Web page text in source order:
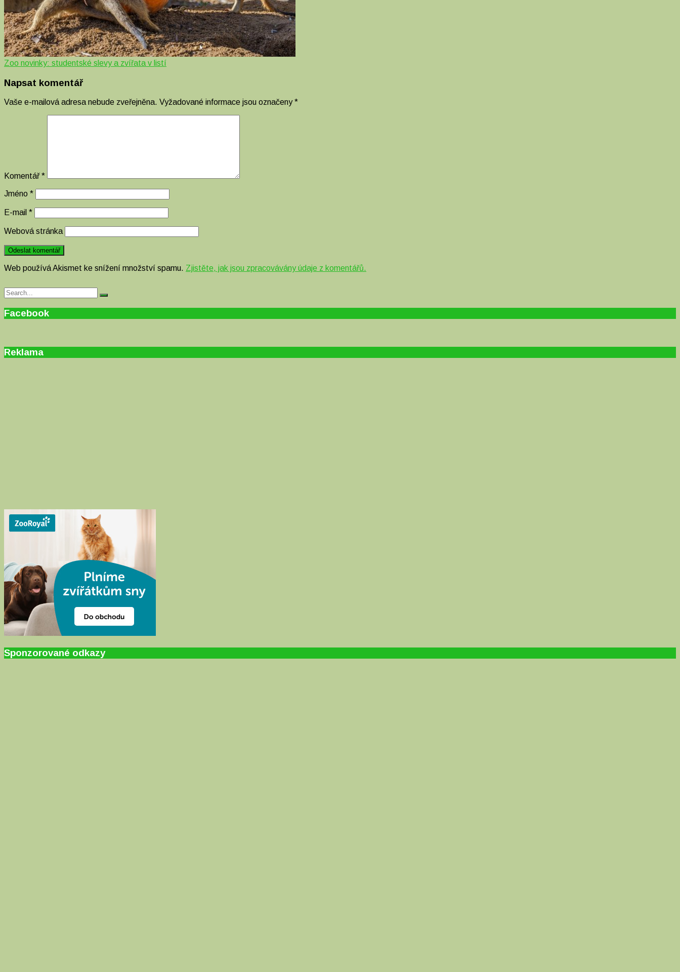
Zoo novinky: studentské slevy a zvířata v listí
Napsat komentář
Vaše e-mailová adresa nebude zveřejněna. Vyžadované informace jsou označeny*
Komentář*
Jméno *
E-mail *
Webová stránka
Web používá Akismet ke snížení množství spamu. Zjistěte, jak jsou zpracovávány údaje z komentářů.
Search
for:
Search
Facebook
Reklama
Sponzorované odkazy